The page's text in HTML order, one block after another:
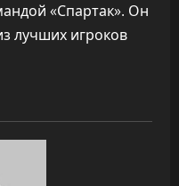
«Спартак». Он
лучших игроков